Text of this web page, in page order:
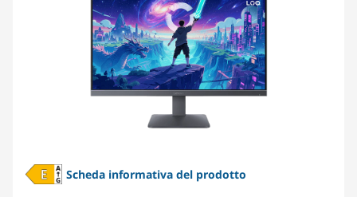
Scheda informativa del prodotto